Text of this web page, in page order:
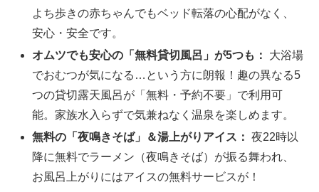
よち歩きの赤ちゃんでもベッド転落の心配がなく、
安心・安全です。
オムツでも安心の「無料貸切風呂」が5つも：
大浴場
でおむつが気になる…という方に朗報！趣の異なる5
つの貸切露天風呂が「無料・予約不要」で利用可
能。家族水入らずで気兼ねなく温泉を楽しめます。
無料の「夜鳴きそば」＆湯上がりアイス： 夜22時以
降に無料でラーメン（夜鳴きそば）が振る舞われ、
お風呂上がりにはアイスの無料サービスが！